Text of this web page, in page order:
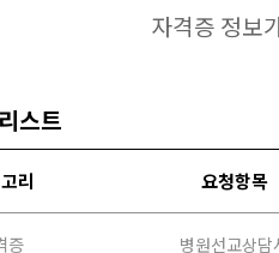
자격증 정보